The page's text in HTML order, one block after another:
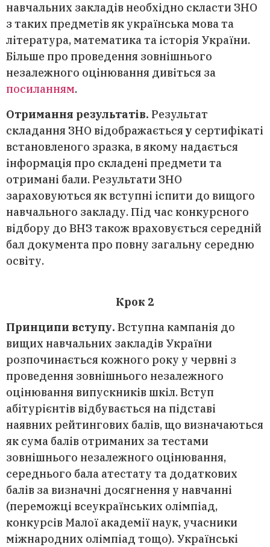
навчальних закладів необхідно скласти ЗНО
з таких предметів як українська мова та
література, математика та історія України.
Більше про проведення зовнішнього
незалежного оцінювання дивіться за
посиланням.
Отримання результатів. Результат
складання ЗНО відображається у сертифікаті
встановленого зразка, в якому надається
інформація про складені предмети та
отримані бали. Результати ЗНО
зараховуються як вступні іспити до вищого
навчального закладу. Під час конкурсного
відбору до ВНЗ також враховується середній
бал документа про повну загальну середню
освіту.
Крок 2
Принципи вступу. Вступна кампанія до
вищих навчальних закладів України
розпочинається кожного року у червні з
проведення зовнішнього незалежного
оцінювання випускників шкіл. Вступ
абітурієнтів відбувається на підставі
наявних рейтингових балів, що визначаються
як сума балів отриманих за тестами
зовнішнього незалежного оцінювання,
середнього бала атестату та додаткових
балів за визначні досягнення у навчанні
(переможці всеукраїнських олімпіад,
конкурсів Малої академії наук, учасники
міжнародних олімпіад тощо). Українські